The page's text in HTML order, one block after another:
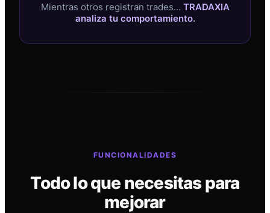
Mientras otros registran trades… TRADAXIA
analiza tu comportamiento.
FUNCIONALIDADES
Todo lo que necesitas para
mejorar